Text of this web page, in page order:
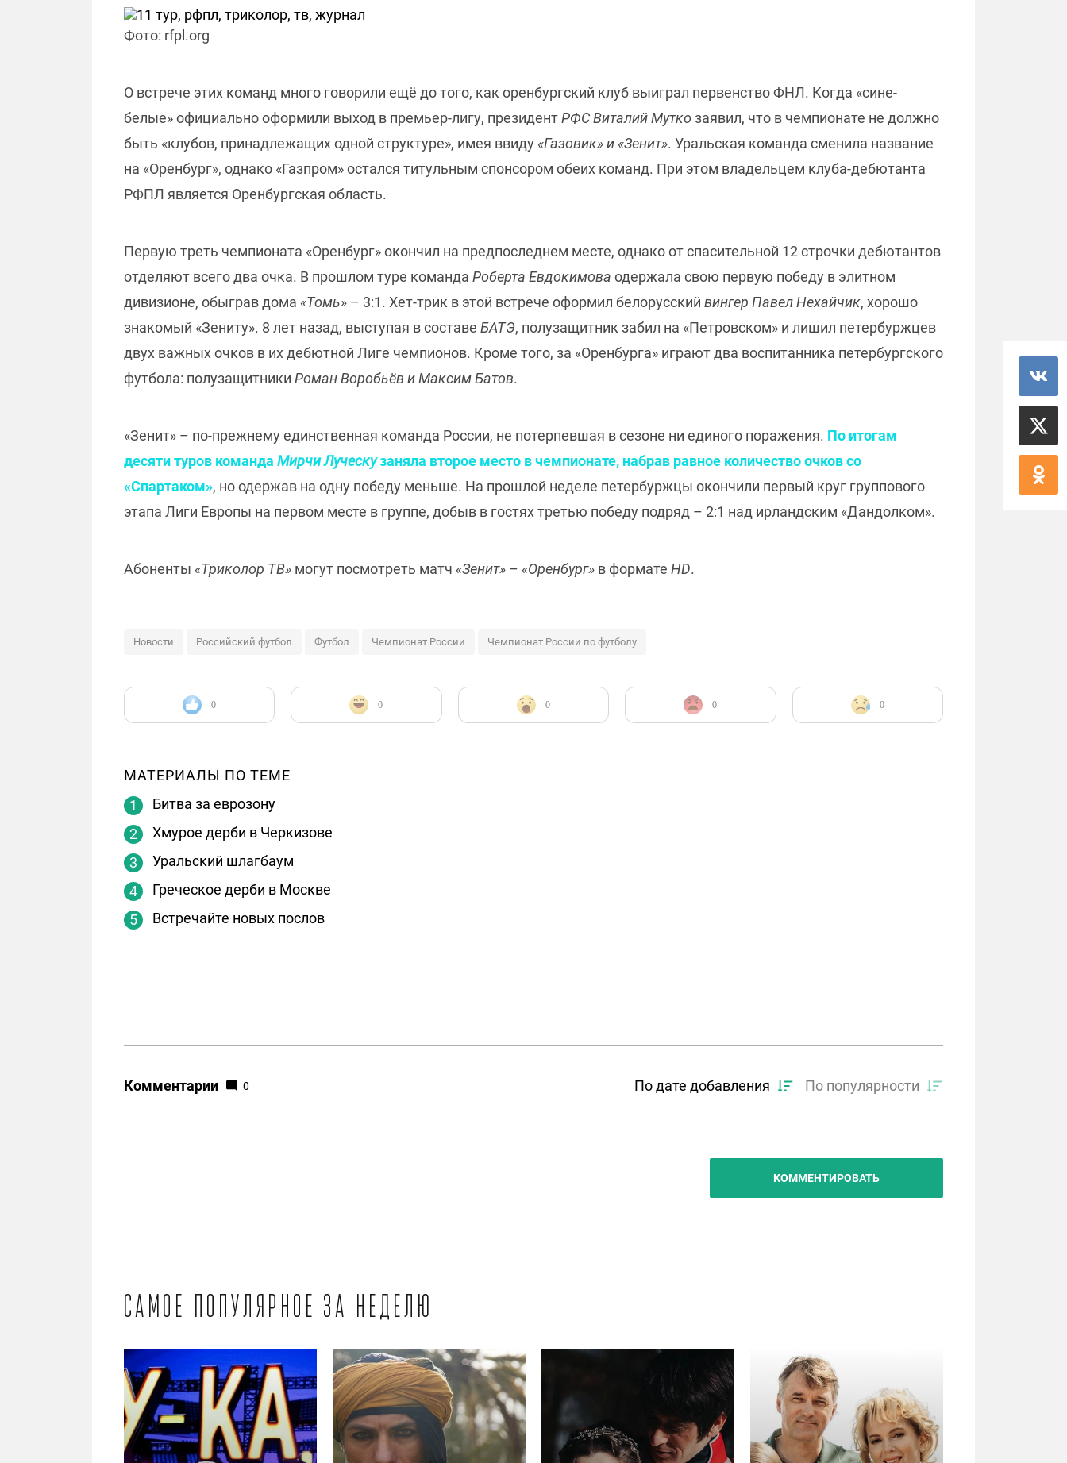
Фото: rfpl.org
О встрече этих команд много говорили ещё до того, как оренбургский клуб выиграл первенство ФНЛ. Когда «сине-
белые» официально оформили выход в премьер-лигу, президентРФС Виталий Муткозаявил, что в чемпионате не должно
быть «клубов, принадлежащих одной структуре», имея ввиду «Газовик» и «Зенит». Уральская команда сменила название
на «Оренбург», однако «Газпром» остался титульным спонсором обеих команд. При этом владельцем клуба-дебютанта
РФПЛ является Оренбургская область.
Первую треть чемпионата «Оренбург» окончил на предпоследнем месте, однако от спасительной 12 строчки дебютантов
отделяют всего два очка. В прошлом туре команда Роберта Евдокимова одержала свою первую победу в элитном
дивизионе, обыграв дома «Томь» – 3:1. Хет-трик в этой встрече оформил белорусский вингер Павел Нехайчик, хорошо
знакомый «Зениту». 8 лет назад, выступая в составе БАТЭ, полузащитник забил на «Петровском» и лишил петербуржцев
двух важных очков в их дебютной Лиге чемпионов. Кроме того, за «Оренбурга» играют два воспитанника петербургского
футбола: полузащитники Роман Воробьёв и Максим Батов.
«Зенит» – по-прежнему единственная команда России, не потерпевшая в сезоне ни единого поражения. По итогам
десяти туров команда Мирчи Луческузаняла второе место в чемпионате, набрав равное количество очков со
«Спартаком», но одержав на одну победу меньше. На прошлой неделе петербуржцы окончили первый круг группового
этапа Лиги Европы на первом месте в группе, добыв в гостях третью победу подряд – 2:1 над ирландским «Дандолком».
Абоненты «Триколор ТВ» могут посмотреть матч «Зенит» – «Оренбург» в формате HD.
Новости Российский футбол Футбол Чемпионат России Чемпионат России по футболу
0 0 0 0 0
МАТЕРИАЛЫ ПО ТЕМЕ
Битва за еврозону
Хмурое дерби в Черкизове
Уральский шлагбаум
Греческое дерби в Москве
Встречайте новых послов
Комментарии 0 По дате добавления По популярности
КОММЕНТИРОВАТЬ
Самое популярное за неделю